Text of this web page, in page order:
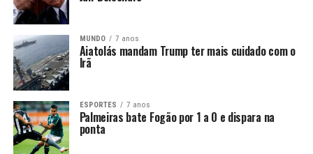
MUNDO 7 anos
Aiatolás mandam Trump ter mais cuidado com o
Irã
ESPORTES 7 anos
Palmeiras bate Fogão por 1 a 0 e dispara na
ponta